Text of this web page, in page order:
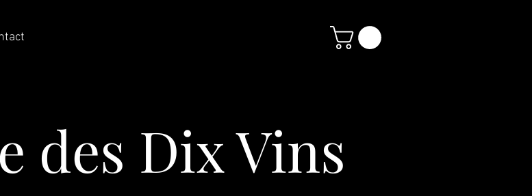
des Dix Vins